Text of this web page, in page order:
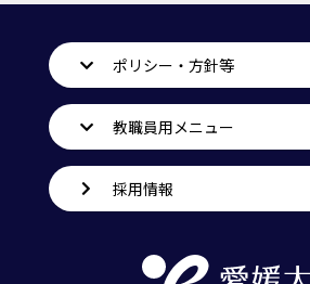
ポリシー・方針等
教職員用メニュー
採用情報